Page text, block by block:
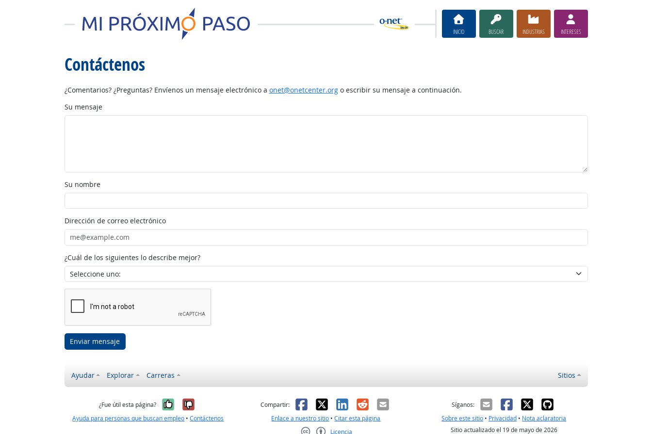
INICIO BUSCAR INDUSTRIAS INTERESES
Contáctenos
¿Comentarios? ¿Preguntas? Envíenos un mensaje electrónico a onet@onetcenter.orgo escribir su mensaje a continuación.
Su mensaje
Su nombre
Dirección de correo electrónico
¿Cuál de los siguientes lo describe mejor?
Enviar mensaje
Ayudar Explorar Carreras Sitios
¿Fue útil esta página? Sí, fue útil
No, no fue útil
Ayuda para personas que buscan empleo •Contáctenos
Compartir: Facebook
X LinkedIn
RedditCorreo electrónico
Enlace a nuestro sitio •Citar esta página
Licencia
Síganos:
Sobre este sitio • Privacidad • Nota aclaratoria
Sitio actualizado el 19 de mayo de 2026